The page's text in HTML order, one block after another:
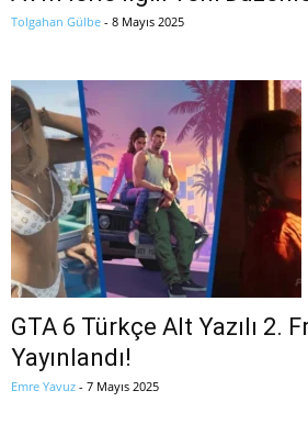
Tolgahan Gülbe - 8 Mayıs 2025
GTA 6 Türkçe Alt Yazılı 2.
Yayınlandı!
Emre Yavuz - 7 Mayıs 2025